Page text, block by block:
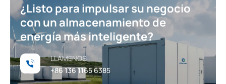
¿Listo para impulsar su negocio
con un almacenamiento de
energía más inteligente?
LLÁMENOS
+86 136 1165 6385